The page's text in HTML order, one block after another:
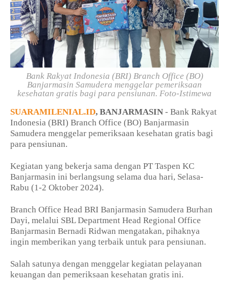
Bank Rakyat Indonesia (BRI) Branch Office (BO)
Banjarmasin Samudera menggelar pemeriksaan
kesehatan gratis bagi para pensiunan. Foto-Istimewa
SUARAMILENIAL.ID, BANJARMASIN - Bank Rakyat
Indonesia (BRI) Branch Office (BO) Banjarmasin
Samudera menggelar pemeriksaan kesehatan gratis bagi
para pensiunan.
Kegiatan yang bekerja sama dengan PT Taspen KC
Banjarmasin ini berlangsung selama dua hari, Selasa-
Rabu (1-2 Oktober 2024).
Branch Office Head BRI Banjarmasin Samudera Burhan
Dayi, melalui SBL Department Head Regional Office
Banjarmasin Bernadi Ridwan mengatakan, pihaknya
ingin memberikan yang terbaik untuk para pensiunan.
Salah satunya dengan menggelar kegiatan pelayanan
keuangan dan pemeriksaan kesehatan gratis ini.